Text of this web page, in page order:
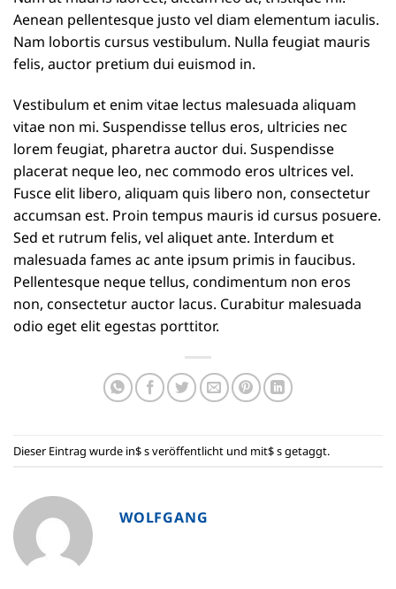
Aenean pellentesque justo vel diam elementum iaculis.
Nam lobortis cursus vestibulum. Nulla feugiat mauris
felis, auctor pretium dui euismod in.
Vestibulum et enim vitae lectus malesuada aliquam
vitae non mi. Suspendisse tellus eros, ultricies nec
lorem feugiat, pharetra auctor dui. Suspendisse
placerat neque leo, nec commodo eros ultrices vel.
Fusce elit libero, aliquam quis libero non, consectetur
accumsan est. Proin tempus mauris id cursus posuere.
Sed et rutrum felis, vel aliquet ante. Interdum et
malesuada fames ac ante ipsum primis in faucibus.
Pellentesque neque tellus, condimentum non eros
non, consectetur auctor lacus. Curabitur malesuada
odio eget elit egestas porttitor.
Dieser Eintrag wurde in$ s veröffentlicht und mit$ s getaggt.
WOLFGANG